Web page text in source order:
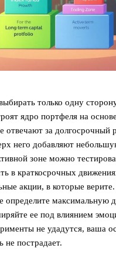
только одну
ядро портфеля на
отвечают за долгосрочный
него добавляют
зоне можно
в краткосрочных
акции, в которые
определите максимальную
ее под влиянием
не удадутся, ваша
не пострадает.